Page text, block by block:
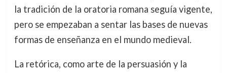
la tradición de la oratoria romana seguía vigente,
pero se empezaban a sentar las bases de nuevas
formas de enseñanza en el mundo medieval.
La retórica, como arte de la persuasión y la